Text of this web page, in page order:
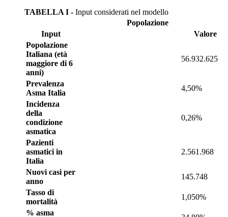
TABELLA I - Input considerati nel modello
Popolazione
Input
Valore
Popolazione
Italiana (età
maggiore di 6
anni)
56.932.625
Prevalenza
Asma Italia
4,50%
Incidenza
della
condizione
asmatica
0,26%
Pazienti
asmatici in
Italia
2.561.968
Nuovi casi per
anno
145.748
Tasso di
mortalità
1,050%
% asma